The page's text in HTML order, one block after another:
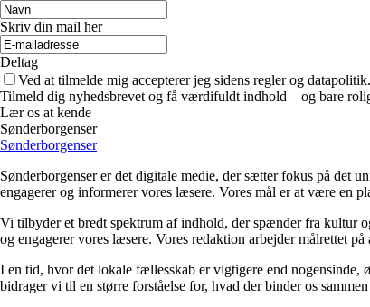
Skriv din mail her
Deltag
Ved at tilmelde mig accepterer jeg sidens regler og datapolitik.
Tilmeld dig nyhedsbrevet og få værdifuldt indhold – og bare
Lær os at kende
Sønderborgenser
Sønderborgenser
Sønderborgenser er det digitale medie, der sætter fokus på det
engagerer og informerer vores læsere. Vores mål er at være en
Vi tilbyder et bredt spektrum af indhold, der spænder fra kultur
og engagerer vores læsere. Vores redaktion arbejder målrettet
I en tid, hvor det lokale fællesskab er vigtigere end nogensinde,
bidrager vi til en større forståelse for, hvad der binder os